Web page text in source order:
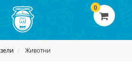
0
Животни